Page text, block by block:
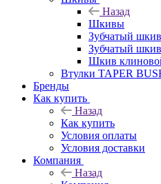
Назад
Шкивы
Зубчатый
Зубчатый
Шкив
Втулки TAPER
Бренды
Как купить
Назад
Как купить
Условия оплаты
Условия доставки
Компания
Назад